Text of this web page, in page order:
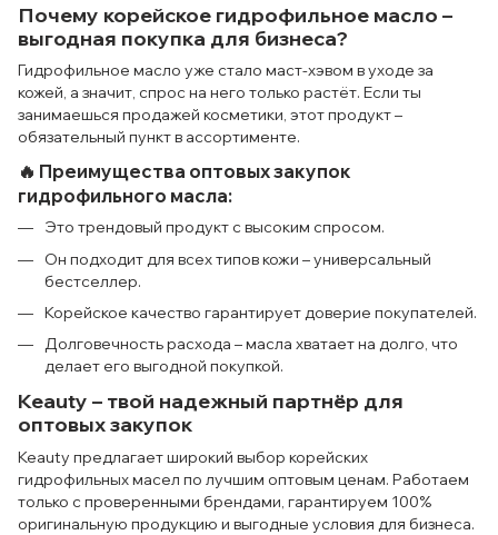
Почему корейское гидрофильное масло –
выгодная покупка для бизнеса?
Гидрофильное масло уже стало маст-хэвом в уходе за
кожей, а значит, спрос на него только растёт. Если ты
занимаешься продажей косметики, этот продукт –
обязательный пункт в ассортименте.
🔥 Преимущества оптовых закупок
гидрофильного масла:
Это трендовый продукт с высоким спросом.
Он подходит для всех типов кожи – универсальный
бестселлер.
Корейское качество гарантирует доверие покупателей.
Долговечность расхода – масла хватает на долго, что
делает его выгодной покупкой.
Keauty – твой надежный партнёр для
оптовых закупок
Keauty предлагает широкий выбор корейских
гидрофильных масел по лучшим оптовым ценам. Работаем
только с проверенными брендами, гарантируем 100%
оригинальную продукцию и выгодные условия для бизнеса.